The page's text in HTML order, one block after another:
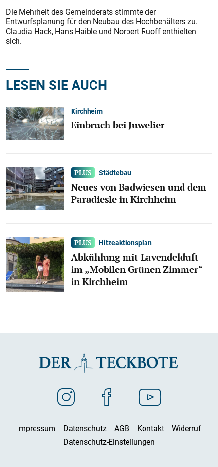
Die Mehrheit des Gemeinderats stimmte der
Entwurfsplanung für den Neubau des Hochbehälters zu.
Claudia Hack, Hans Haible und Norbert Ruoff enthielten
sich.
LESEN SIE AUCH
Kirchheim
Einbruch bei Juwelier
Städtebau
Neues von Badwiesen und dem
Paradiesle in Kirchheim
Hitzeaktionsplan
Abkühlung mit Lavendelduft
im „Mobilen Grünen Zimmer“
in Kirchheim
Impressum Datenschutz AGB Kontakt
Widerruf
Datenschutz-Einstellungen